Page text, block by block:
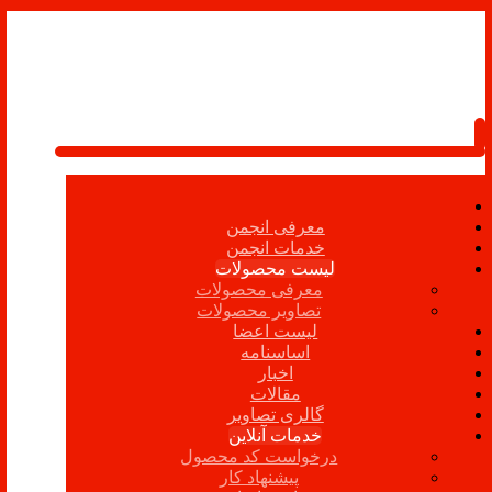
معرفی انجمن
خدمات انجمن
لیست محصولات
معرفی محصولات
تصاویر محصولات
لیست اعضا
اساسنامه
اخبار
مقالات
گالری تصاویر
خدمات آنلاین
درخواست کد محصول
پیشنهاد کار